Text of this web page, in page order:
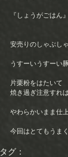
『しょうがごはん』
安売りのしゃぶしゃ
うすーいうすーい
片栗粉をはたいて
焼き過ぎ注意すれ
やわらかいまま仕
今回はとてもうま
タグ：